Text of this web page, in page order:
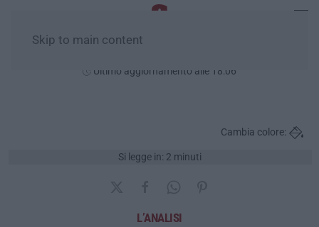
Skip to main content
Ultimo aggiornamento alle 18:06
Si legge in: 2 minuti
Cambia colore:
L’ANALISI